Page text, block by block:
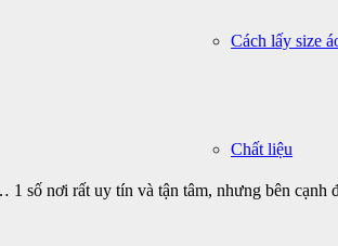
Cách lấy size
Chất liệu
số nơi rất uy tín và tận tâm, nhưng bên cạnh